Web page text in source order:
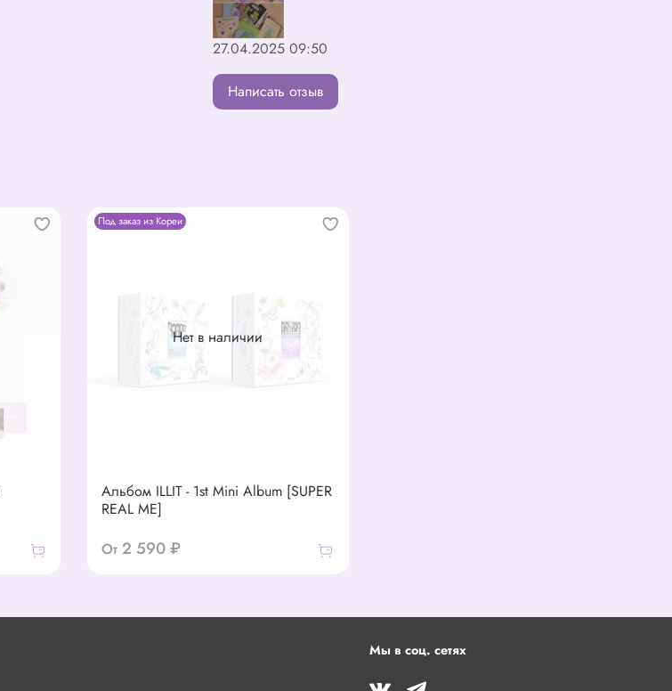
27.04.2025 09:50
Написать отзыв
Нет в наличии
Под заказ из Кореи
Альбом ILLIT - 1st Mini Album [SUPER
REAL ME]
От 2 590 ₽
Мы в соц. сетях